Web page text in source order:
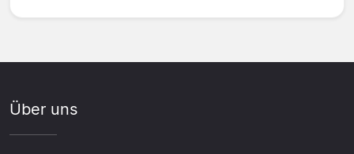
Über uns